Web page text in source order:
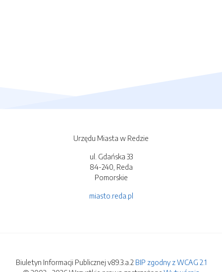
Urzędu Miasta w Redzie
ul. Gdańska 33
84-240, Reda
Pomorskie
miasto.reda.pl
Biuletyn Informacji Publicznej v89.3.a.2 BIP zgodny z WCAG 2.1